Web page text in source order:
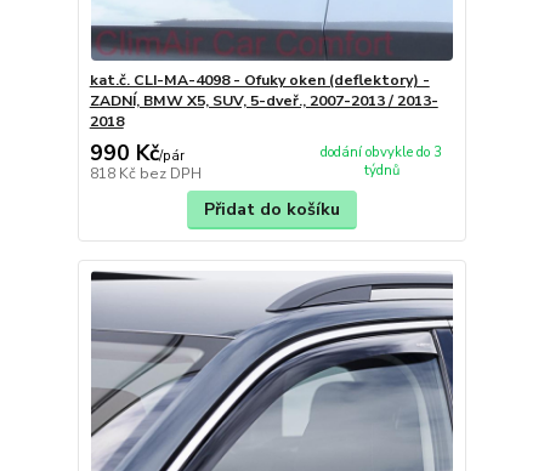
kat.č. CLI-MA-4098 - Ofuky oken (deflektory) -
ZADNÍ, BMW X5, SUV, 5-dveř., 2007-2013 / 2013-
2018
990 Kč/pár
818 Kč bez DPH
dodání obvykle do 3
týdnů
Přidat do košíku